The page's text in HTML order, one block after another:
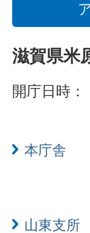
滋賀県米
開庁日時：
本庁舎
山東支所